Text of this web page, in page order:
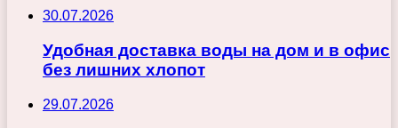
30.07.2026
Удобная доставка воды на дом и в офис
без лишних хлопот
29.07.2026